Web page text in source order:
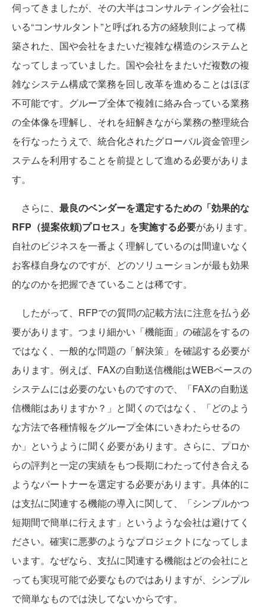
伺ってきましたが、その大半はコンサルティング会社に
いる“コンサルタント”と呼ばれる方の経験則によって構
築された、国や会社をまたいだ複雑な構造のシステムと
なってしまっていました。国や会社をまたいだ複数の複
雑なシステム構成で業務を回し改革を進めることはほぼ
不可能です。グループ全体で複雑に絡み合っている業務
の全体像を理解し、それを紐解きながら業務の整理統合
を行なったうえで、統合化されたグローバル資金管理シ
ステムを利用することを前提として進める必要がありま
す。
さらに、 最良のベンダーを選定するための「効果的な
RFP（提案依頼)プロセス」を実施する必要があります。
自社のビジネスを一番よく理解しているのは間違いなく
お客様自身なのですが、どのソリューションが最も効果
的なのかを把握できていることは稀です。
したがって、RFPでの質問の記載方法に注意を払う必
要があります。つまり細かい「機能面」の確認をするの
ではなく、一般的な問題の「解決策」を確認する必要が
あります。例えば、FAXの自動送信機能はWEBベースの
システムには必要のないものですので、「FAXの自動送
信機能はありますか？」と聞くのではなく、「どのよう
な方法で各種情報をグループ全体にいきわたらせるの
か」というように聞く必要があります。さらに、プロか
らの評判と一定の実績をもつ長期にわたって付き合える
ようなパートナーを選定する必要があります。具体的に
は支払に関連する機能の導入に関して、「シンプルかつ
短期間で簡単に行えます」というような会社は避けてく
ださい。確実に悪夢のようなプロジェクトになってしま
います。なぜなら、支払に関連する機能はどの会社にと
っても実現可能で必要なものではありますが、シンプル
で簡単なものでは決してないからです。